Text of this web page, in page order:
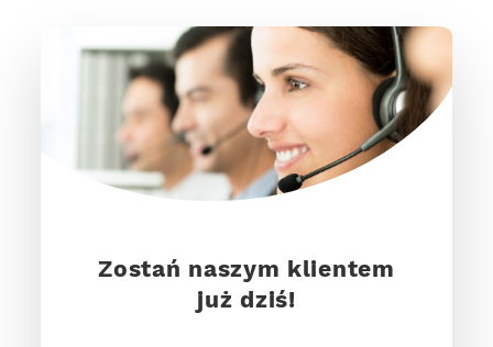
Zostań naszym klientem
już dziś!